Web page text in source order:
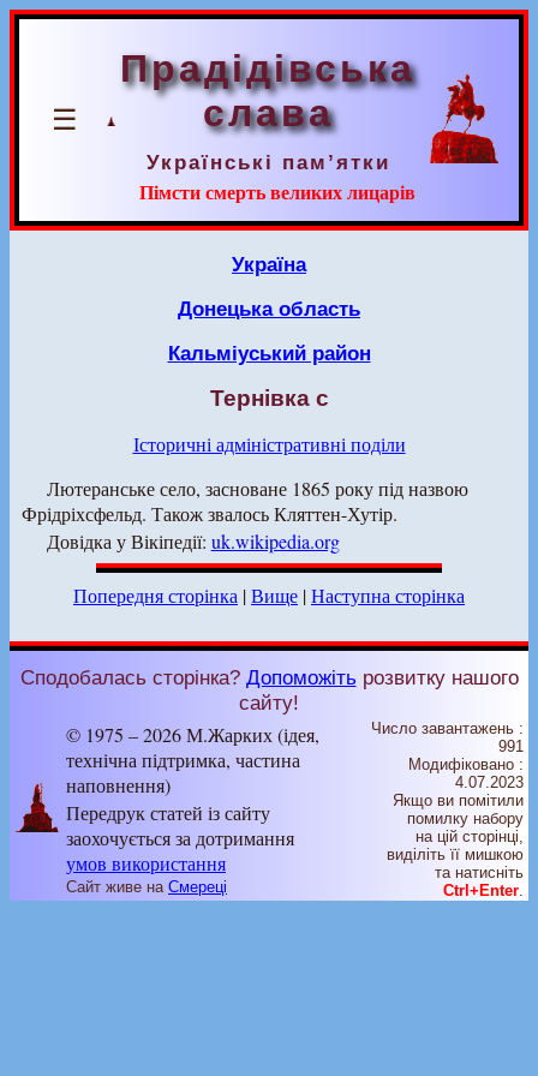
☰
Прадідівська
слава
Українські пам’ятки
Пімсти смерть великих лицарів
Україна
Донецька область
Кальміуський район
Тернівка с
Історичні адміністративні поділи
Лютеранське село, засноване 1865 року під назвою
Фрідріхсфельд. Також звалось Кляттен-Хутір.
Довідка у Вікіпедії: uk.wikipedia.org
Попередня сторінка |Вище |Наступна сторінка
Сподобалась сторінка? Допоможіть розвитку нашого
сайту!
© 1975 – 2026 М.Жарких (ідея,
технічна підтримка, частина
наповнення)
Передрук статей із сайту
заохочується за дотримання
умов використання
Сайт живе на Смереці
Число завантажень :
991
Модифіковано :
4.07.2023
Якщо ви помітили
помилку набору
на цiй сторiнцi,
видiлiть її мишкою
та натисніть
Ctrl+Enter.